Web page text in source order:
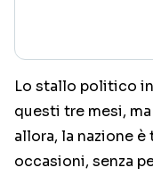
Lo stallo politico
questi tre mesi,
allora, la nazione
occasioni, senza